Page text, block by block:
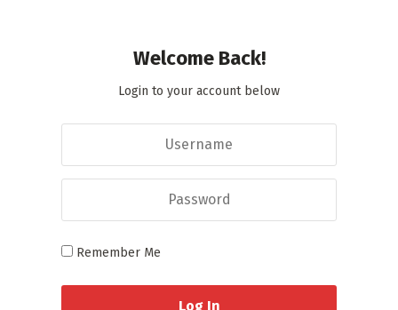
Welcome Back!
Login to your account below
Remember Me